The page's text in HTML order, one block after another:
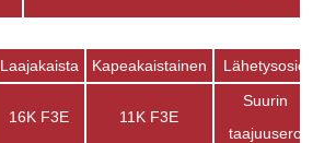
Laajakaista Kapeakaistainen Lähetysosio
16K F3E 11K F3E
Suurin
taajuusero